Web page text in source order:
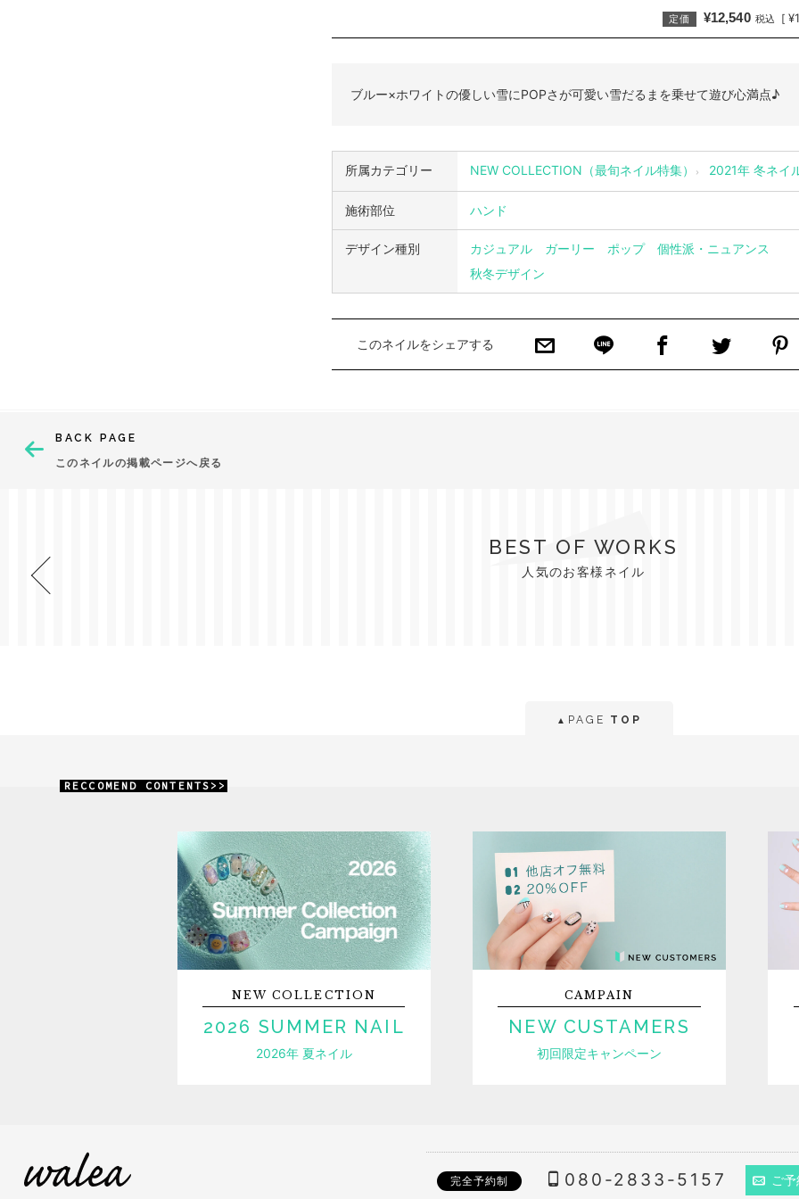
定価 ¥12,540 税込 [
ブルー×ホワイトの優しい雪にPOPさが可愛い雪だるまを乗せて遊び心満点♪
所属カテゴリー NEW COLLECTION（最旬ネイル特集） 2021年 冬ネイ
施術部位 ハンド
デザイン種別 カジュアル ガーリー ポップ
個性派・ニュアンス
秋冬デザイン
このネイルをシェアする
BACK PAGE
このネイルの掲載ページへ戻る
BEST OF WORKS
人気のお客様ネイル
▲ PAGE TOP
RECCOMEND CONTENTS>>
NEWCOLLECTION
2026 SUMMER NAIL
2026年 夏ネイル
CAMPAIN
NEW CUSTAMERS
初回限定キャンペーン
完全予約制 080-2833-5157 ご